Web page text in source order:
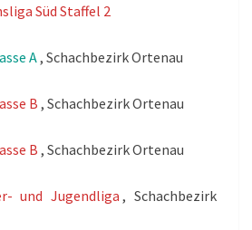
Süd Staffel 2
A, Schachbezirk Ortenau
B , Schachbezirk Ortenau
B , Schachbezirk Ortenau
und Jugendliga , Schachbezirk